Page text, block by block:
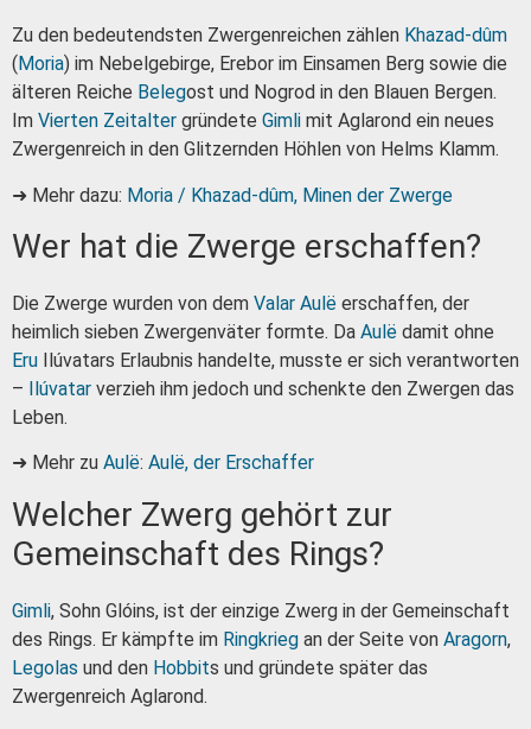
Zu den bedeutendsten Zwergenreichen zählen Khazad-dûm
( Moria) im Nebelgebirge, Erebor im Einsamen Berg sowie die
älteren Reiche Belegost und Nogrod in den Blauen Bergen.
Im Vierten Zeitalter gründete Gimli mit Aglarond ein neues
Zwergenreich in den Glitzernden Höhlen von Helms Klamm.
➜ Mehr dazu: Moria / Khazad-dûm, Minen der Zwerge
Wer hat die Zwerge erschaffen?
Die Zwerge wurden von dem Valar Aulë erschaffen, der
heimlich sieben Zwergenväter formte. Da Aulë damit ohne
Eru Ilúvatars Erlaubnis handelte, musste er sich verantworten
– Ilúvatar verzieh ihm jedoch und schenkte den Zwergen das
Leben.
➜ Mehr zu Aulë: Aulë, der Erschaffer
Welcher Zwerg gehört zur
Gemeinschaft des Rings?
Gimli, Sohn Glóins, ist der einzige Zwerg in der Gemeinschaft
des Rings. Er kämpfte im Ringkrieg an der Seite von Aragorn,
Legolas und den Hobbits und gründete später das
Zwergenreich Aglarond.